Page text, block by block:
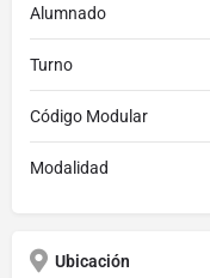
Alumnado
Turno
Código Modular
Modalidad
Ubicación